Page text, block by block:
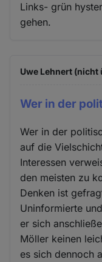
Links- grün
gehen.
Uwe Lehnert (nicht
Wer in der
Wer in der
auf die
Interessen
den meisten zu
Denken ist
Uninformierte
er sich
Möller keinen
es sich dennoch